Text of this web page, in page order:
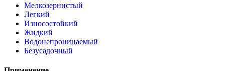
Мелкозернистый
Легкий
Износостойкий
Жидкий
Водонепроницаемый
Безусадочный